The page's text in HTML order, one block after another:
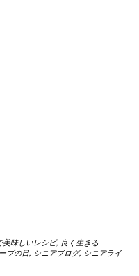
美味しいレシピ, 良く生きる
プの日, シニアブログ, シニアライ